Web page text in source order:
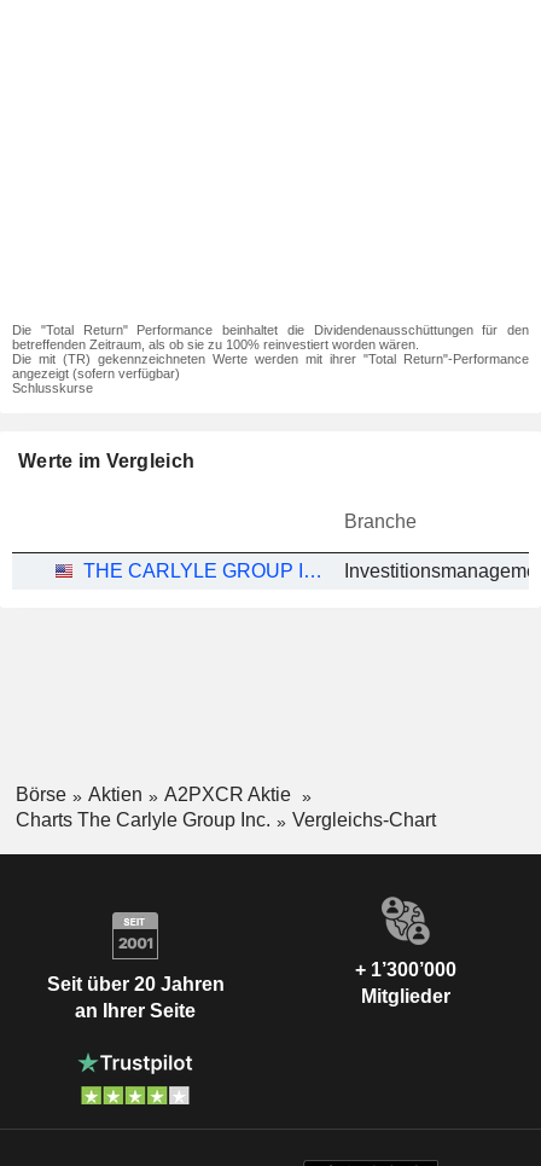
Die "Total Return" Performance beinhaltet die Dividendenausschüttungen für den
betreffenden Zeitraum, als ob sie zu 100% reinvestiert worden wären.
Die mit (TR) gekennzeichneten Werte werden mit ihrer "Total Return"-Performance
angezeigt (sofern verfügbar)
Schlusskurse
Werte im Vergleich
Branche
THE CARLYLE GROUP INC.
Börse Aktien
A2PXCR Aktie
Charts The Carlyle Group Inc.
Vergleichs-Chart
Seit über 20 Jahren
an Ihrer Seite
+ 1’300’000
Mitglieder